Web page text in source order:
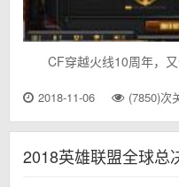
CF穿越火线10周年，
2018-11-06 (7850)次